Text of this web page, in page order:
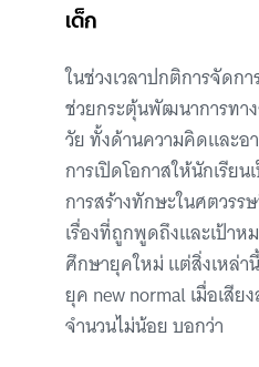
เด็ก
ในช่วงเวลาปกติการจัดก
ช่วยกระตุ้นพัฒนาการทา
วัย ทั้งด้านความคิดและอ
การเปิดโอกาสให้นักเรียน
การสร้างทักษะในศตวรร
เรื่องที่ถูกพูดถึงและเป้า
ศึกษายุคใหม่ แต่สิ่งเหล่า
ยุค new normal เมื่อเสี
จำนวนไม่น้อย บอกว่า